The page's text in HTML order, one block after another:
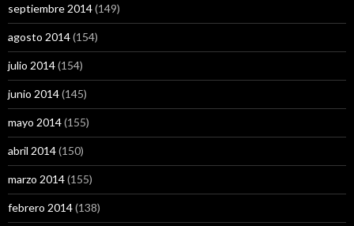
septiembre 2014(149)
agosto 2014(154)
julio 2014(154)
junio 2014(145)
mayo 2014(155)
abril 2014(150)
marzo 2014(155)
febrero 2014(138)